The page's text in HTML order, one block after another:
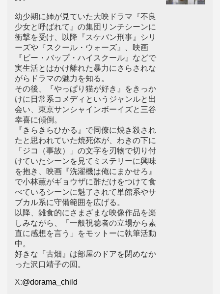
幼少期に姉が見ていた大映ドラマ『不良
少女と呼ばれて』の集団リンチシーンに
衝撃を受け、以降『スケバン刑事』シリ
ーズや『スクール・ウォーズ』、映画
『ビー・バップ・ハイスクール』などで
実生活とはかけ離れた暴力にさらされな
がらドラマの魅力を知る。
その後、『やっぱり猫が好き』をきっか
けに日常系コメディというジャンルと出
会い、東京サンシャインボーイズと三谷
幸喜に傾倒。
『きらきらひかる』で同僚に焼き殺され
たと思われていた焼死体が、わきの下に
「ジコ（事故）」の文字を刃物で切り付
けていたシーンを見てミステリーに興味
を抱き、映画『洗濯機は俺にまかせろ』
で小林薫がギョウザに酢だけをつけて食
べているシーンに魅了されて単館系やサ
ブカル系に守備範囲を広げる。
以降、雑食的にさまざまな映像作品を楽
しみながら、「一般視聴者の立場から素
直に感想を言う」をモットーに執筆活動
中。
好きな『古畑』は部屋のドアを閉めなか
った沢口靖子の回。
X:@dorama_child